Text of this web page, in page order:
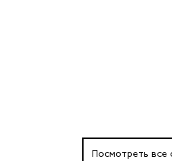
Посмотреть все